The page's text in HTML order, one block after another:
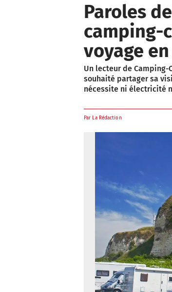
Paroles
camping-
voyage
Un lecteur de
souhaité partager sa
nécessite ni électricité
Par La Rédaction